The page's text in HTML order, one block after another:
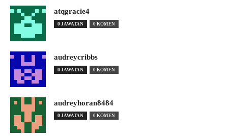
atqgracie4
0 JAWATAN 0 KOMEN
audreycribbs
0 JAWATAN 0 KOMEN
audreyhoran8484
0 JAWATAN 0 KOMEN